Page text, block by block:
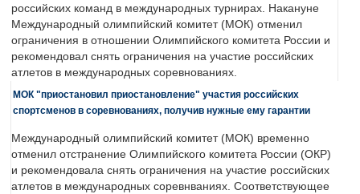
российских команд в международных турнирах. Накануне
Международный олимпийский комитет (МОК) отменил
ограничения в отношении Олимпийского комитета России и
рекомендовал снять ограничения на участие российских
атлетов в международных соревнованиях.
МОК "приостановил приостановление" участия российских
спортсменов в соревнованиях, получив нужные ему гарантии
Международный олимпийский комитет (МОК) временно
отменил отстранение Олимпийского комитета России (ОКР)
и рекомендовала снять ограничения на участие российских
атлетов в международных соревнваниях. Соответствующее